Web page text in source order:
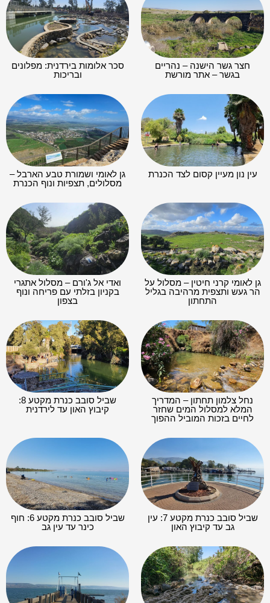
חצר גשר הישנה – נהריים
בגשר – אתר מורשת
סכר אלומות בירדנית: מפלונים
ובריכות
עין נון מעיין קסום לצד הכנרת
גן לאומי ושמורת טבע הארבל –
מסלולים, תצפיות ונוף הכנרת
גן לאומי קרני חיטין – מסלול על
הר געש ותצפית מרהיבה בגליל
התחתון
ואדי אל ג'ורם – מסלול אתגרי
בקניון בזלתי עם פריחה ונוף
בצפון
נחל צלמון תחתון – המדריך
המלא למסלול המים שחזר
לחיים בזכות המוביל ההפוך
שביל סובב כנרת מקטע 8:
קיבוץ האון עד לירדנית
שביל סובב כנרת מקטע 7: עין
גב עד קיבוץ האון
שביל סובב כנרת מקטע 6: חוף
כינר עד עין גב